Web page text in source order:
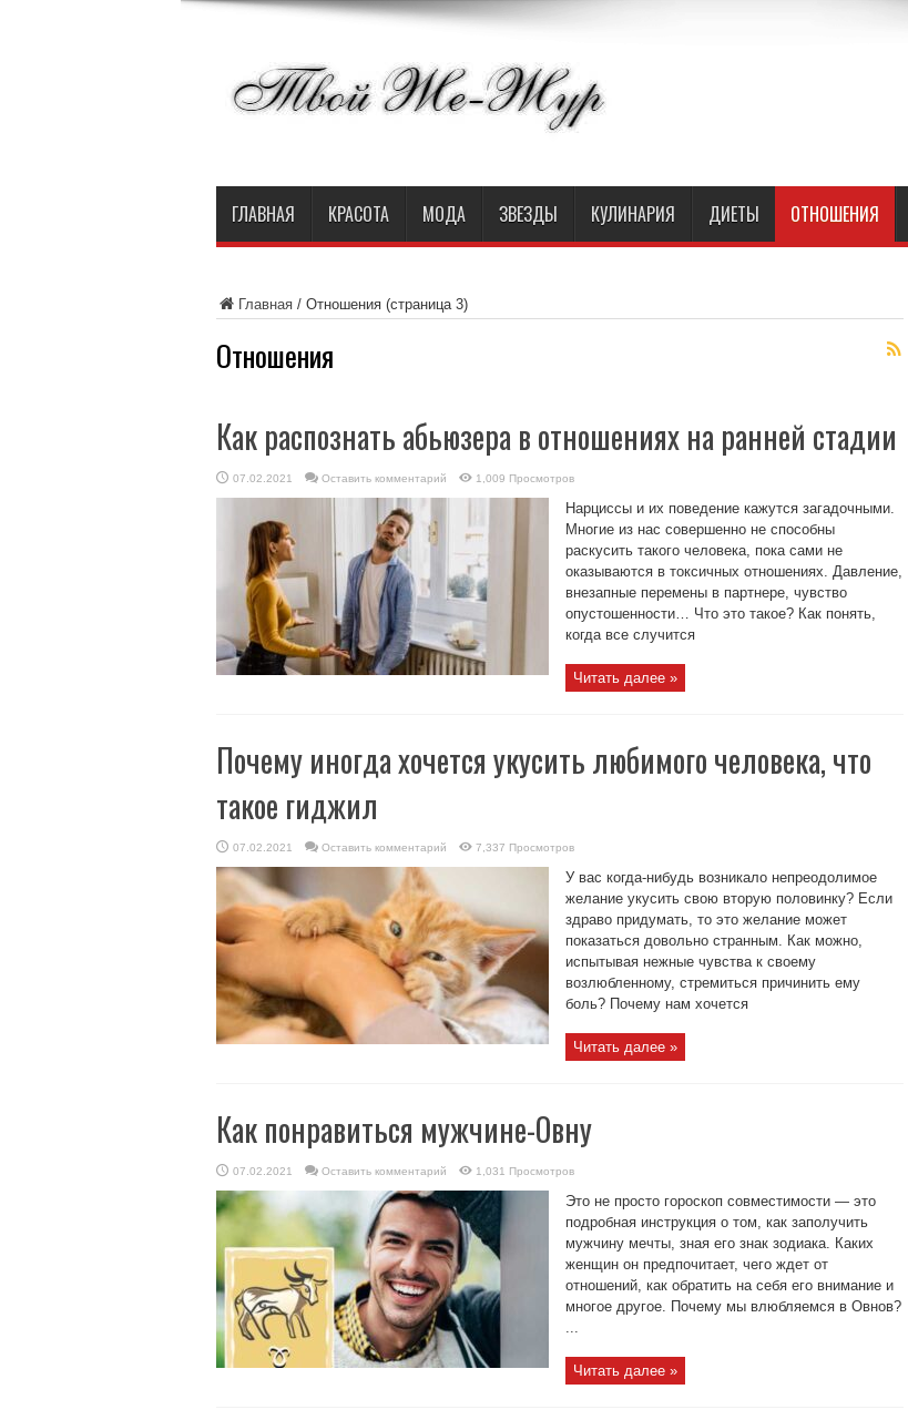
ГЛАВНАЯ КРАСОТА МОДА ЗВЕЗДЫ КУЛИНАРИЯ ДИЕТЫ ОТНОШЕНИЯ
Главная/ Отношения(страница 3)
Отношения
Как распознать абьюзера в отношениях на ранней стадии
07.02.2021 Оставить комментарий 1,009 Просмотров
Нарциссы и их поведение кажутся загадочными.
Многие из нас совершенно не способны
раскусить такого человека, пока сами не
оказываются в токсичных отношениях. Давление,
внезапные перемены в партнере, чувство
опустошенности… Что это такое? Как понять,
когда все случится
Читать далее »
Почему иногда хочется укусить любимого человека, что
такое гиджил
07.02.2021 Оставить комментарий 7,337 Просмотров
У вас когда-нибудь возникало непреодолимое
желание укусить свою вторую половинку? Если
здраво придумать, то это желание может
показаться довольно странным. Как можно,
испытывая нежные чувства к своему
возлюбленному, стремиться причинить ему
боль? Почему нам хочется
Читать далее »
Как понравиться мужчине-Овну
07.02.2021 Оставить комментарий 1,031 Просмотров
Это не просто гороскоп совместимости — это
подробная инструкция о том, как заполучить
мужчину мечты, зная его знак зодиака. Каких
женщин он предпочитает, чего ждет от
отношений, как обратить на себя его внимание и
многое другое. Почему мы влюбляемся в Овнов?
...
Читать далее »